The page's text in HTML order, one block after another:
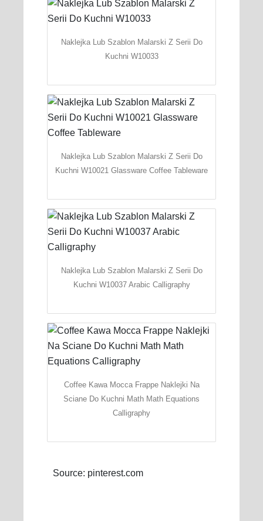
Naklejka Lub Szablon Malarski Z Serii Do
Kuchni W10033
Naklejka Lub Szablon Malarski Z Serii Do
Kuchni W10021 Glassware Coffee Tableware
Naklejka Lub Szablon Malarski Z Serii Do
Kuchni W10037 Arabic Calligraphy
Coffee Kawa Mocca Frappe Naklejki Na
Sciane Do Kuchni Math Math Equations
Calligraphy
Source: pinterest.com